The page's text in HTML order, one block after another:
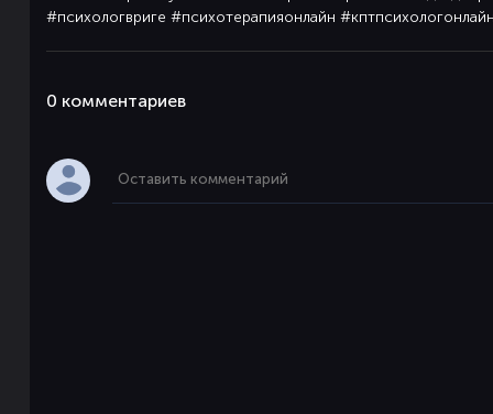
#психологвриге #психотерапияонлайн #кптпсихологонлайн
0 комментaриев